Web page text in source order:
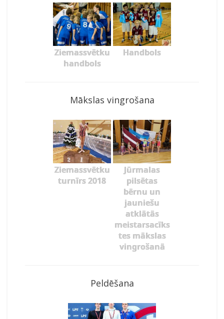
Ziemassvētku
handbols
Handbols
Mākslas vingrošana
Ziemassvētku
turnīrs 2018
Jūrmalas
pilsētas
bērnu un
jauniešu
atklātās
meistarsacīks
tes mākslas
vingrošanā
Peldēšana